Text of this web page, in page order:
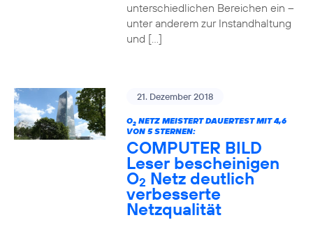
unterschiedlichen Bereichen ein –
unter anderem zur Instandhaltung
und […]
21. Dezember 2018
O2NETZ MEISTERT DAUERTEST MIT 4,6
VON 5 STERNEN:
COMPUTER BILD
Leser bescheinigen
O2 Netz deutlich
verbesserte
Netzqualität